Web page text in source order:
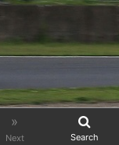
»
Next Search